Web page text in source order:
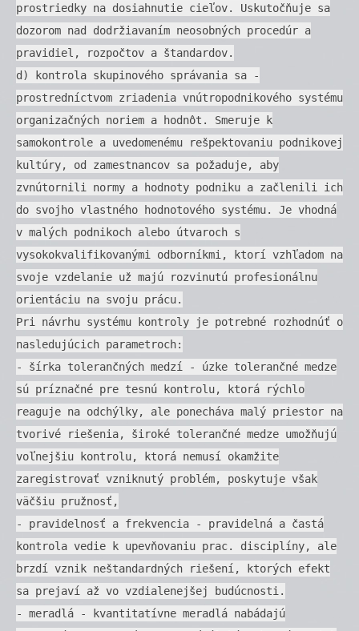
prostriedky na dosiahnutie cieľov. Uskutočňuje sa
dozorom nad dodržiavaním neosobných procedúr a
pravidiel, rozpočtov a štandardov.
d) kontrola skupinového správania sa -
prostredníctvom zriadenia vnútropodnikového systému
organizačných noriem a hodnôt. Smeruje k
samokontrole a uvedomenému rešpektovaniu podnikovej
kultúry, od zamestnancov sa požaduje, aby
zvnútornili normy a hodnoty podniku a začlenili ich
do svojho vlastného hodnotového systému. Je vhodná
v malých podnikoch alebo útvaroch s
vysokokvalifikovanými odborníkmi, ktorí vzhľadom na
svoje vzdelanie už majú rozvinutú profesionálnu
orientáciu na svoju prácu.
Pri návrhu systému kontroly je potrebné rozhodnúť o
nasledujúcich parametroch:
- šírka tolerančných medzí - úzke tolerančné medze
sú príznačné pre tesnú kontrolu, ktorá rýchlo
reaguje na odchýlky, ale ponecháva malý priestor na
tvorivé riešenia, široké tolerančné medze umožňujú
voľnejšiu kontrolu, ktorá nemusí okamžite
zaregistrovať vzniknutý problém, poskytuje však
väčšiu pružnosť,
- pravidelnosť a frekvencia - pravidelná a častá
kontrola vedie k upevňovaniu prac. disciplíny, ale
brzdí vznik neštandardných riešení, ktorých efekt
sa prejaví až vo vzdialenejšej budúcnosti.
- meradlá - kvantitatívne meradlá nabádajú